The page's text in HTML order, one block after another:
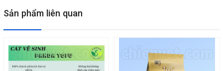
-TIẾT KIỆM HƠN
Công thức tạo hạt đặc biệt cùng với hỗn hợp cát giúp tiết kiệm hơn
25% so với các sản phẩm cát cùng loại
-
AN TOÀN KHI SỬ DỤNG
Hướng dẫn sử dụng
Sản phẩm liên quan